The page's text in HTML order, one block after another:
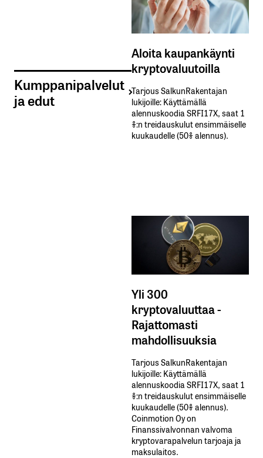
Kumppanipalvelut
ja edut
Aloita kaupankäynti
kryptovaluutoilla
Tarjous SalkunRakentajan
lukijoille: Käyttämällä​ ​
alennuskoodia​ ​SRFI17X,​ ​saat​ ​1
%:n treidauskulut​ ​ensimmäiselle​ ​
kuukaudelle​ ​(50%​ ​alennus).
Yli 300
kryptovaluuttaa -
Rajattomasti
mahdollisuuksia
Tarjous SalkunRakentajan
lukijoille: Käyttämällä​ ​
alennuskoodia​ ​SRFI17X,​ ​saat​ ​1
%:n treidauskulut​ ​ensimmäiselle​ ​
kuukaudelle​ ​(50%​ ​alennus).
Coinmotion Oy on
Finanssivalvonnan valvoma
kryptovarapalvelun tarjoaja ja
maksulaitos.